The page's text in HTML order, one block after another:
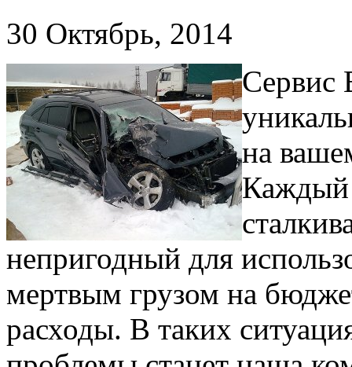
30 Октябрь, 2014
Сервис
на
Каждый
непригодный для
мертвым грузом на
расходы. В таких